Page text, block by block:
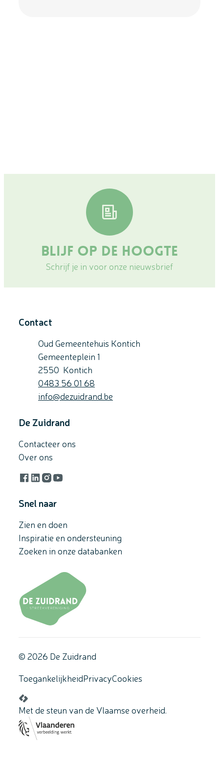
Blijf op de hoogte
Schrijf je in voor onze nieuwsbrief
Contact
Oud Gemeentehuis Kontich
Gemeenteplein 1
,
2550 Kontich
0483 56 01 68
E-mailinfo@dezuidrand.be
De Zuidrand
Contacteer ons
Over ons
Facebook
LinkedIn
Instagram
YouTube
Snel naar
Zien en doen
Inspiratie en ondersteuning
Zoeken in onze databanken
© 2026 De Zuidrand
ToegankelijkheidPrivacyCookies
LCP nv 2026 ©
Met de steun van de Vlaamse overheid.